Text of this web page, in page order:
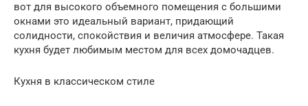
вот для высокого объемного помещения с большими
окнами это идеальный вариант, придающий
солидности, спокойствия и величия атмосфере. Такая
кухня будет любимым местом для всех домочадцев.
Кухня в классическом стиле